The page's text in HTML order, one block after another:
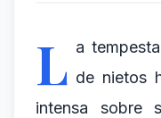
L a
de nietos
intensa sobre